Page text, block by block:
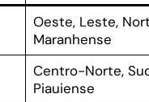
Oeste, Leste,
Maranhense
Centro-Norte,
Piauiense